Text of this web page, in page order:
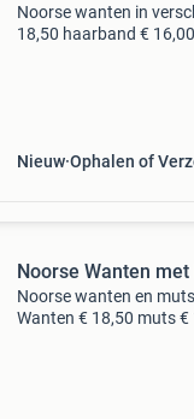
Noorse wanten in
18,50 haarband €
Nieuw Ophalen of
Noorse Wanten
Noorse wanten en
Wanten € 18,50 muts